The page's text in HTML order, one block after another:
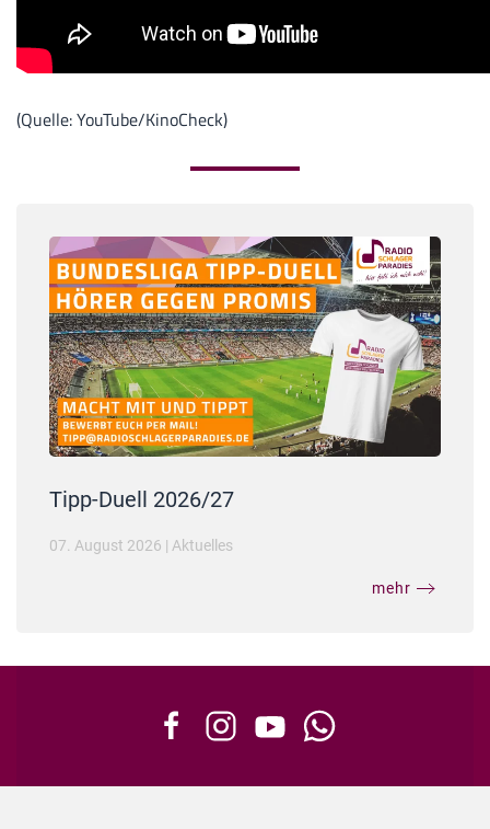
(Quelle: YouTube/KinoCheck)
Tipp-Duell 2026/27
07. August 2026 | Aktuelles
mehr